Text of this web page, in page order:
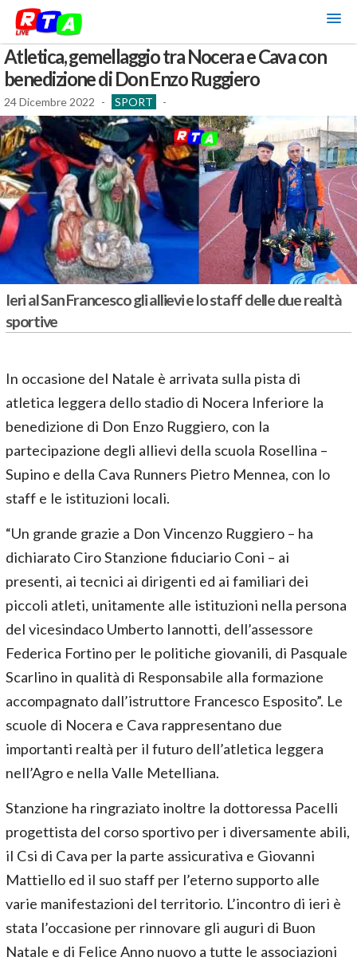
Atletica, gemellaggio tra Nocera e Cava con
benedizione di Don Enzo Ruggiero
24 Dicembre 2022 - SPORT -
Ieri al San Francesco gli allievi e lo staff delle due realtà
sportive
In occasione del Natale è arrivata sulla pista di
atletica leggera dello stadio di Nocera Inferiore la
benedizione di Don Enzo Ruggiero, con la
partecipazione degli allievi della scuola Rosellina –
Supino e della Cava Runners Pietro Mennea, con lo
staff e le istituzioni locali.
“Un grande grazie a Don Vincenzo Ruggiero – ha
dichiarato Ciro Stanzione fiduciario Coni – ai
presenti, ai tecnici ai dirigenti ed ai familiari dei
piccoli atleti, unitamente alle istituzioni nella persona
del vicesindaco Umberto Iannotti, dell’assessore
Federica Fortino per le politiche giovanili, di Pasquale
Scarlino in qualità di Responsabile alla formazione
accompagnato dall’istruttore Francesco Esposito”. Le
scuole di Nocera e Cava rappresentano due
importanti realtà per il futuro dell’atletica leggera
nell’Agro e nella Valle Metelliana.
Stanzione ha ringraziato inoltre la dottoressa Pacelli
progettista del corso sportivo per i diversamente abili,
il Csi di Cava per la parte assicurativa e Giovanni
Mattiello ed il suo staff per l’eterno supporto alle
varie manifestazioni del territorio. L’incontro di ieri è
stata l’occasione per rinnovare gli auguri di Buon
Natale e di Felice Anno nuovo a tutte le associazioni